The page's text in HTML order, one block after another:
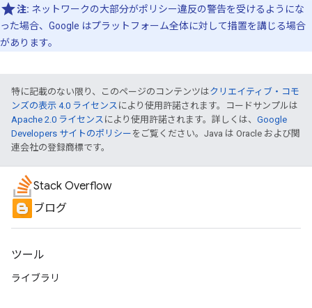
注: ネットワークの大部分がポリシー違反の警告を受けるようにな
った場合、Google はプラットフォーム全体に対して措置を講じる場合
があります。
特に記載のない限り、このページのコンテンツはクリエイティブ・コモ
ンズの表示 4.0 ライセンス により使用許諾されます。コードサンプルは
Apache 2.0 ライセンス により使用許諾されます。詳しくは、 Google
Developers サイトのポリシー をご覧ください。Java は Oracle および関
連会社の登録商標です。
Stack Overflow
ブログ
ツール
ライブラリ